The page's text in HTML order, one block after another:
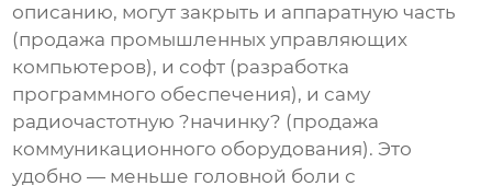
описанию, могут закрыть и аппаратную часть
(продажа промышленных управляющих
компьютеров), и софт (разработка
программного обеспечения), и саму
радиочастотную ?начинку? (продажа
коммуникационного оборудования). Это
удобно — меньше головной боли с